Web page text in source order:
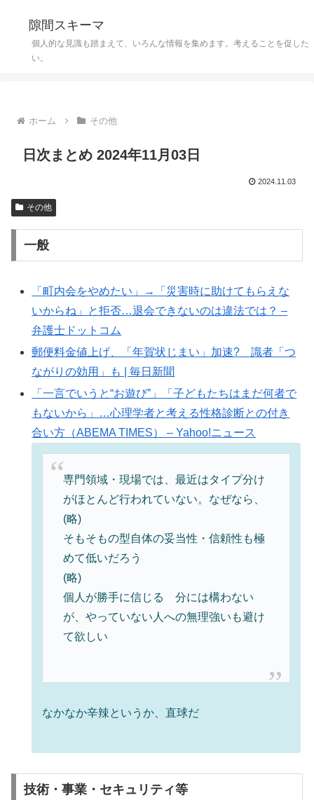
隙間スキーマ
個人的な見識も踏まえて、いろんな情報を集めます。考えることを促した
い。
ホーム その他
日次まとめ 2024年11月03日
2024.11.03
その他
一般
「町内会をやめたい」→「災害時に助けてもらえな
いからね」と拒否…退会できないのは違法では？ –
弁護士ドットコム
郵便料金値上げ、「年賀状じまい」加速? 識者「つ
ながりの効用」も | 毎日新聞
「一言でいうと“お遊び”」「子どもたちはまだ何者で
もないから」…心理学者と考える性格診断との付き
合い方（ABEMA TIMES） – Yahoo!ニュース
専門領域・現場では、最近はタイプ分け
がほとんど行われていない。なぜなら、
(略)
そもそもの型自体の妥当性・信頼性も極
めて低いだろう
(略)
個人が勝手に信じる 分には構わない
が、やっていない人への無理強いも避け
て欲しい
なかなか辛辣というか、直球だ
技術・事業・セキュリティ等